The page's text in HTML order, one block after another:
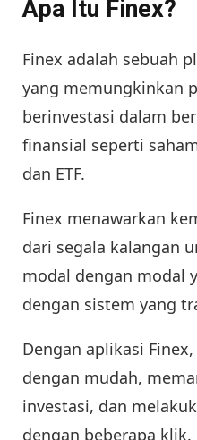
Apa Itu Finex?
Finex adalah sebuah
yang memungkinkan
berinvestasi dalam
finansial seperti
dan ETF.
Finex menawarkan
dari segala kalangan
modal dengan modal
dengan sistem yang
Dengan aplikasi
dengan mudah,
investasi, dan
dengan beberapa klik.